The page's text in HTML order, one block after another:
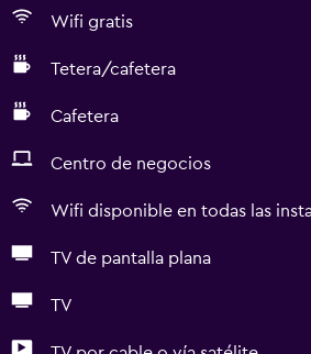
Wifi gratis
Tetera/cafetera
Cafetera
Centro de negocios
Wifi disponible en todas las
TV de pantalla plana
TV